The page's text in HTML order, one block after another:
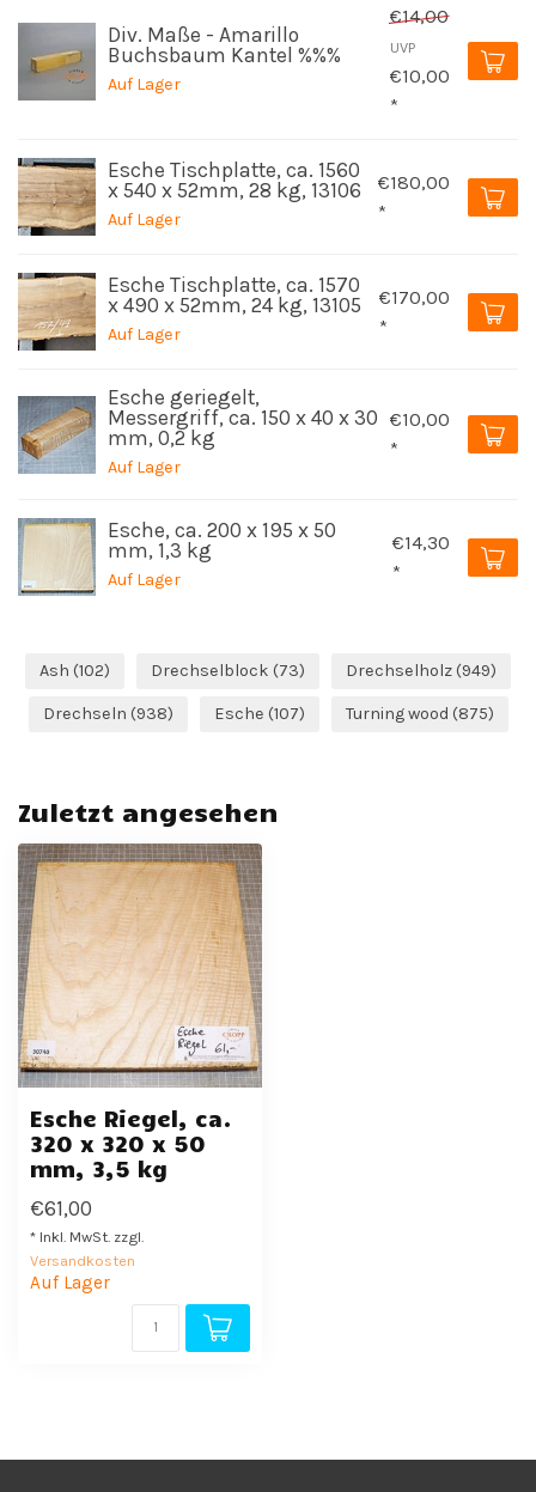
Div. Maße - Amarillo
Buchsbaum Kantel %%%
Auf Lager
€14,00
UVP
€10,00
*
Esche Tischplatte, ca. 1560
x 540 x 52mm, 28 kg, 13106
Auf Lager
€180,00
*
Esche Tischplatte, ca. 1570
x 490 x 52mm, 24 kg, 13105
Auf Lager
€170,00
*
Esche geriegelt,
Messergriff, ca. 150 x 40 x 30
mm, 0,2 kg
Auf Lager
€10,00
*
Esche, ca. 200 x 195 x 50
mm, 1,3 kg
Auf Lager
€14,30
*
Ash (102) Drechselblock (73) Drechselholz (949)
Drechseln (938) Esche (107) Turning wood (875)
Zuletzt angesehen
Esche Riegel, ca.
320 x 320 x 50
mm, 3,5 kg
€61,00
* Inkl. MwSt. zzgl.
Versandkosten
Auf Lager